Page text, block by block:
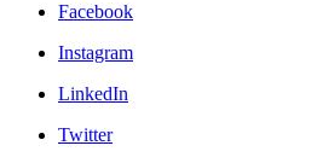
Facebook
Instagram
LinkedIn
Twitter